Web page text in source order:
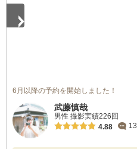
6月以降の予約を開始しました！
武藤慎哉
男性 撮影実績226回
4.88